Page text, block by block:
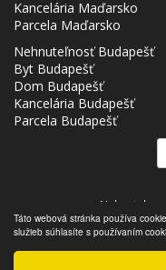
Táto webová stránka používa
služieb súhlasíte s používaním
Kancelária Maďarsko
Parcela Maďarsko
Nehnuteľnosť Budapešť
Byt Budapešť
Dom Budapešť
Kancelária Budapešť
Parcela Budapešť
-